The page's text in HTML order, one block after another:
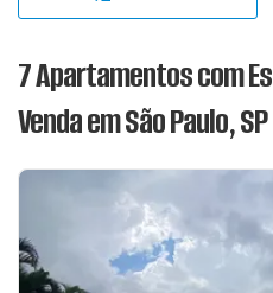
7 Apartamentos com
Venda em São Paulo, SP